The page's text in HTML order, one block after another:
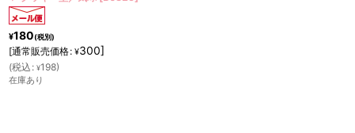
¥180(税別)
[通常販売価格: ¥300]
(税込 : ¥198)
在庫あり